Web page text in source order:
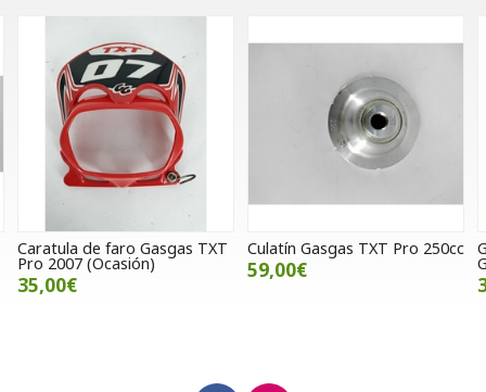
de faro Gasgas TXT
(Ocasión)
Culatín Gasgas TXT Pro 250cc
59,00€
35,00€